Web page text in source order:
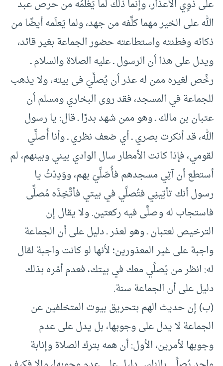
على ذَوِي الأعذار، وإنما ذلك لما يَعْلَمُه من حرص عبد
الله على الخير مهما كلَّفه من جهد، ولما يَعلَمه أيضًا من
ذكائه وفطنته واستطاعته حضور الجماعة بغير قائد،
ويدل على هذا أن الرسول ـ عليه الصلاة والسلام ـ
رخَّص لغيره ممن له عذر أن يُصلِّيَ فى بيته، ولا يذهب
للجماعة في المسجد، فقد روى البخاري ومسلم أن
عتبان بن مالك ـ وهو ممن شهد بدرًا ـ قال: يا رسول
الله، قد أنكرت بصري ـ أي ضعف نظري ـ وأنا أُصلِّي
لقومي، فإذا كانت الأمطار سال الوادي بيني وبينهم، لم
أستطع أن آتِي مسجدهم فأُصَلِّيَ بهم، ووَدِدْتُ يا
رسول أنك تأتِينِي فتُصلِّي في بيتي فأتَّخِذَه مُصلًّى
فاستجاب له وصلَّى فيه ركعتين. ولا يقال إن
الترخيص لعتبان ـ وهو لعذر ـ دليل على أن الجماعة
واجبة على غير المعذورين؛ لأنها لو كانت واجبة لقال
له: انظر من يُصلِّي معك في بيتك، فعدم أمْره بذلك
دليل على أن الجماعة سنة.
(ب) إن حديث الهم بتحريق بيوت المتخلفين عن
الجماعة لا يدل على وجوبها، بل يدل على عدم
وجوبها لأمرين، الأول: أن همه بترك الصلاة وإنابة